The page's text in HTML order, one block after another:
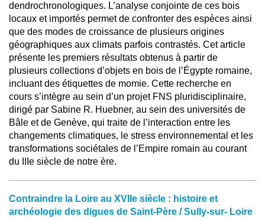
dendrochronologiques. L’analyse conjointe de ces bois
locaux et importés permet de confronter des espèces ainsi
que des modes de croissance de plusieurs origines
géographiques aux climats parfois contrastés. Cet article
présente les premiers résultats obtenus à partir de
plusieurs collections d’objets en bois de l’Égypte romaine,
incluant des étiquettes de momie. Cette recherche en
cours s’intègre au sein d’un projet FNS pluridisciplinaire,
dirigé par Sabine R. Huebner, au sein des universités de
Bâle et de Genève, qui traite de l’interaction entre les
changements climatiques, le stress environnemental et les
transformations sociétales de l’Empire romain au courant
du IIIe siècle de notre ère.
Contraindre la Loire au XVIIe siècle : histoire et
archéologie des digues de Saint-Père / Sully-sur- Loire